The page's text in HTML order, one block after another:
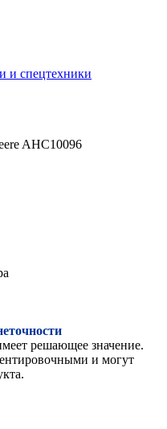
и спецтехники
AHC10096
решающее значение.
и могут